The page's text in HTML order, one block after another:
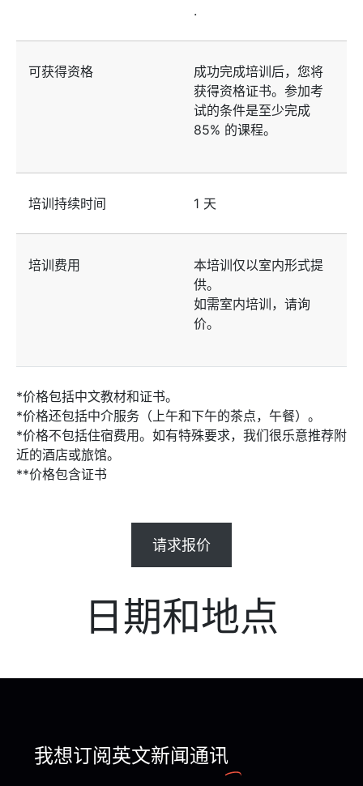
.
可获得资格
成功完成培训后，您将
获得资格证书。参加考
试的条件是至少完成
85% 的课程。
培训持续时间 1 天
培训费用
本培训仅以室内形式提
供。
如需室内培训，请询
价。
*价格包括中文教材和证书。
*价格还包括中介服务（上午和下午的茶点，午餐）。
*价格不包括住宿费用。如有特殊要求，我们很乐意推荐附
近的酒店或旅馆。
**价格包含证书
请求报价
日期和地点
我想订阅英文新闻通讯